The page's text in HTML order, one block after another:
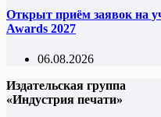
Открыт приём заявок на
Awards 2027
06.08.2026
Издательская группа
«Индустрия печати»